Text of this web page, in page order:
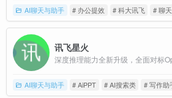
AI聊天与助手 # 办公提效 # 科大讯飞 # 聊
讯飞星火
深度推理能力全新升级，全面对标
AI聊天与助手 # AiPPT # AI搜索类 # 写作助